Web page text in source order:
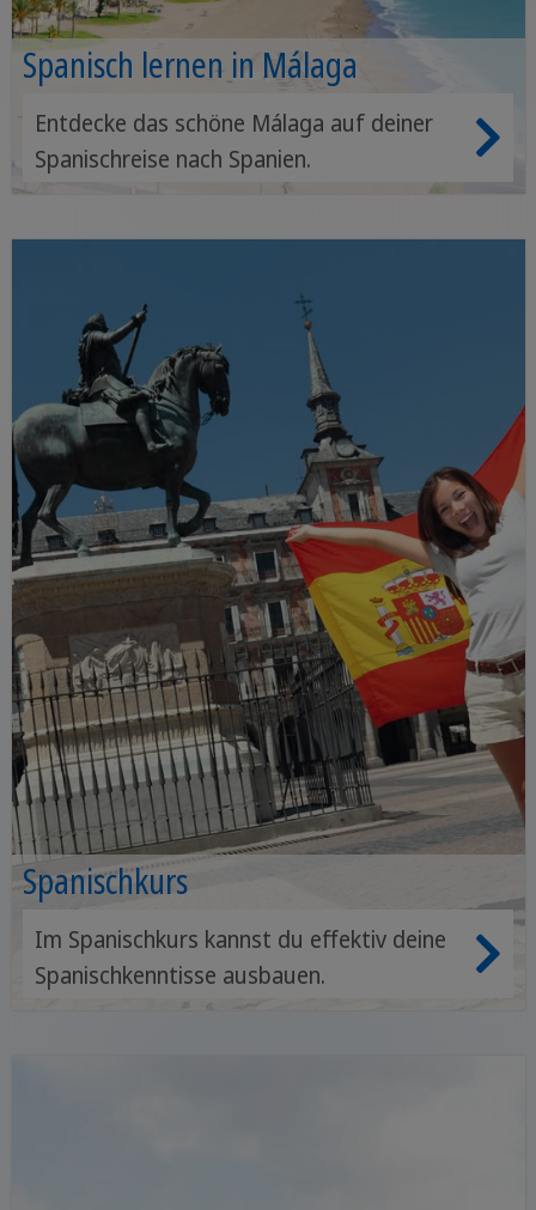
Spanisch lernen in Málaga
Entdecke das schöne Málaga auf deiner
Spanischreise nach Spanien.
Spanischkurs
Im Spanischkurs kannst du effektiv deine
Spanischkenntisse ausbauen.